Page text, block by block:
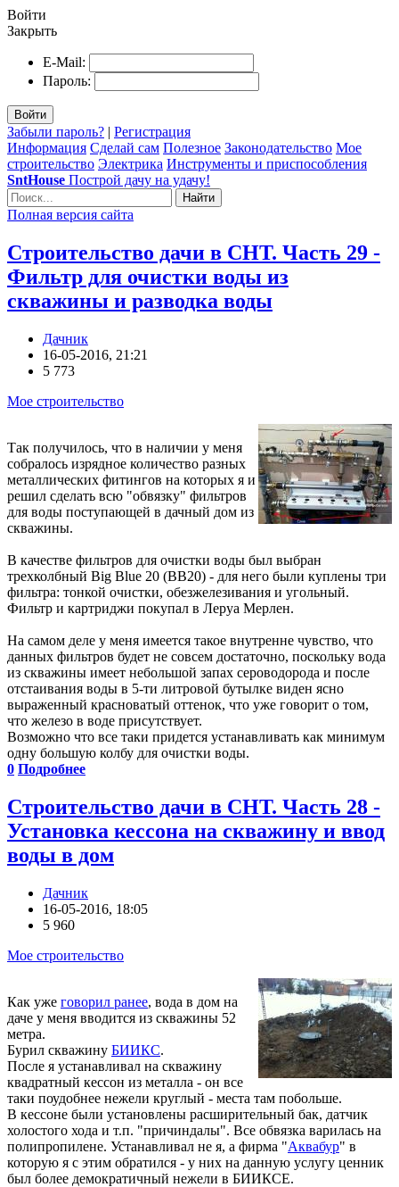
Войти
Закрыть
E-Mail:
Пароль:
Войти
Забыли пароль? | Регистрация
Информация Сделай сам Полезное Законодательство Мое
строительство Электрика Инструменты и приспособления
SntHouse Построй дачу на удачу!
Найти
Полная версия сайта
Строительство дачи в СНТ. Часть 29 -
Фильтр для очистки воды из
скважины и разводка воды
Дачник
16-05-2016, 21:21
5 773
Мое строительство
Так получилось, что в наличии у меня
собралось изрядное количество разных
металлических фитингов на которых я и
решил сделать всю "обвязку" фильтров
для воды поступающей в дачный дом из
скважины.
В качестве фильтров для очистки воды был выбран
трехколбный Big Blue 20 (BB20) - для него были куплены три
фильтра: тонкой очистки, обезжелезивания и угольный.
Фильтр и картриджи покупал в Леруа Мерлен.
На самом деле у меня имеется такое внутренне чувство, что
данных фильтров будет не совсем достаточно, поскольку вода
из скважины имеет небольшой запах сероводорода и после
отстаивания воды в 5-ти литровой бутылке виден ясно
выраженный красноватый оттенок, что уже говорит о том,
что железо в воде присутствует.
Возможно что все таки придется устанавливать как минимум
одну большую колбу для очистки воды.
0 Подробнее
Строительство дачи в СНТ. Часть 28 -
Установка кессона на скважину и ввод
воды в дом
Дачник
16-05-2016, 18:05
5 960
Мое строительство
Как уже говорил ранее, вода в дом на
даче у меня вводится из скважины 52
метра.
Бурил скважину БИИКС.
После я устанавливал на скважину
квадратный кессон из металла - он все
таки поудобнее нежели круглый - места там побольше.
В кессоне были установлены расширительный бак, датчик
холостого хода и т.п. "причиндалы". Все обвязка варилась на
полипропилене. Устанавливал не я, а фирма "Аквабур" в
которую я с этим обратился - у них на данную услугу ценник
был более демократичный нежели в БИИКСЕ.